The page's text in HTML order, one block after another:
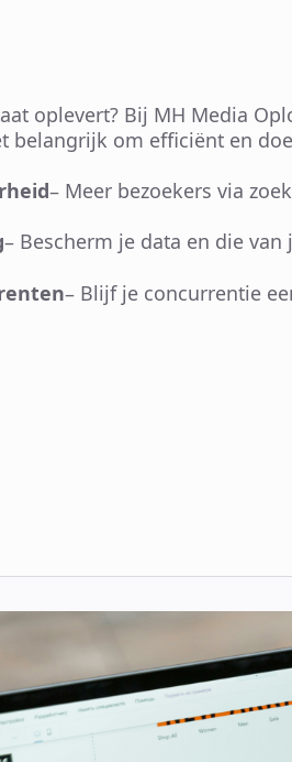
oplevert? Bij MH Media
belangrijk om efficiënt en
– Meer bezoekers via
– Bescherm je data en die van
– Blijf je concurrentie